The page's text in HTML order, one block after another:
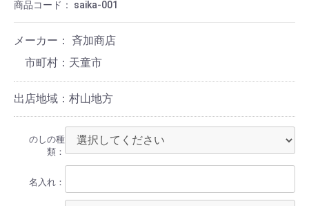
商品コード： saika-001
メーカー： 斉加商店
天童市
出店地域：村山地方
のしの種
類：
名入れ：